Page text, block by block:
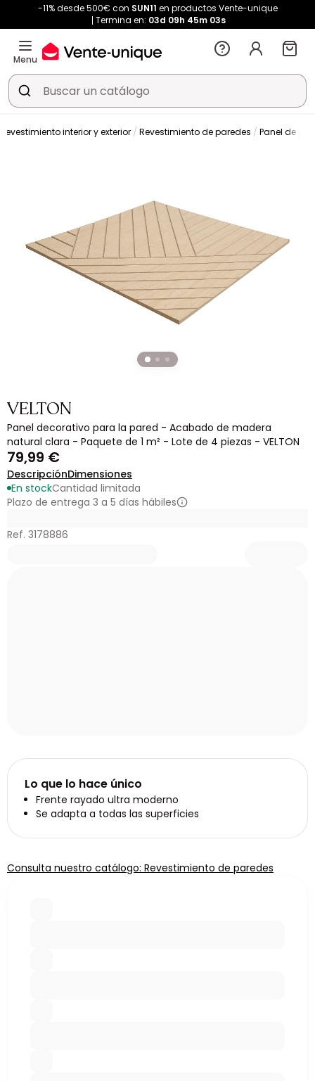
-11% desde 500€ con SUN11 en productos Vente-unique
Termina en: 03d 09h 45m 03s
Menu
Revestimiento interior y exterior Revestimiento de paredes Panel de
VELTON
Panel decorativo para la pared - Acabado de madera
natural clara - Paquete de 1 m² - Lote de 4 piezas - VELTON
79,99 €
DescripciónDimensiones
En stockCantidad limitada
Plazo de entrega 3 a 5 días hábiles
Ref. 3178886
Lo que lo hace único
Frente rayado ultra moderno
Se adapta a todas las superficies
Consulta nuestro catálogo: Revestimiento de paredes